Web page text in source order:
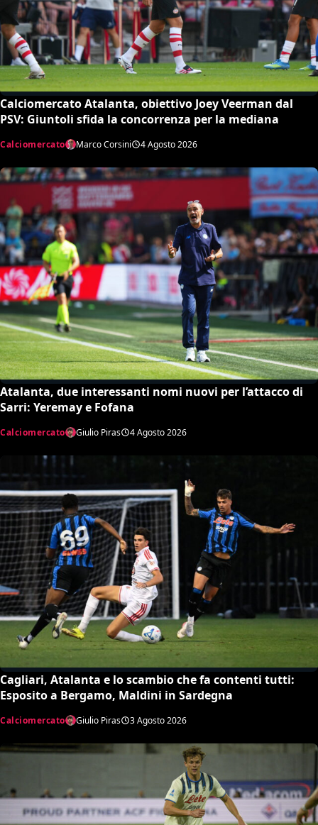
Calciomercato Atalanta, obiettivo Joey Veerman dal
PSV: Giuntoli sfida la concorrenza per la mediana
Calciomercato Marco Corsini 4 Agosto 2026
Atalanta, due interessanti nomi nuovi per l’attacco di
Sarri: Yeremay e Fofana
Calciomercato Giulio Piras 4 Agosto 2026
Cagliari, Atalanta e lo scambio che fa contenti tutti:
Esposito a Bergamo, Maldini in Sardegna
Calciomercato Giulio Piras 3 Agosto 2026